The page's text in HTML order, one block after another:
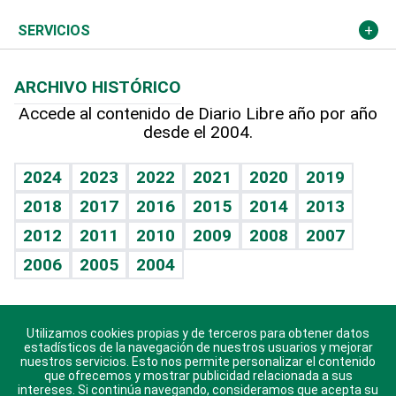
Resto del mundo
Economía personal
Podcast Arte Libre
Hablando con el pediatra
Vida y familia
Eñe
Celebrando la vida
Sin complejos
En pocas palabras
Escuchando al corazón
Economía Personal
Más deportes
Línea de hit
TBT Deportivo
Columnistas
Más firmas
Cambio climático
Opinión
Hecho en casa
Guía del dinero
SERVICIOS
Cumpleaños
Horóscopos
Crucigramas
ARCHIVO HISTÓRICO
Accede al contenido de Diario Libre año por año
desde el 2004.
2024 2023 2022 2021 2020
2019
2018
2017 2016 2015 2014
2013
2012
2011 2010 2009 2008
2007
2006
2005 2004
Descarga nuestras aplicaciones para Android, iOS y
sistema Huawei.
Utilizamos cookies propias y de terceros para obtener datos
estadísticos de la navegación de nuestros usuarios y mejorar
nuestros servicios. Esto nos permite personalizar el contenido
que ofrecemos y mostrar publicidad relacionada a sus
intereses. Si continúa navegando, consideramos que acepta su